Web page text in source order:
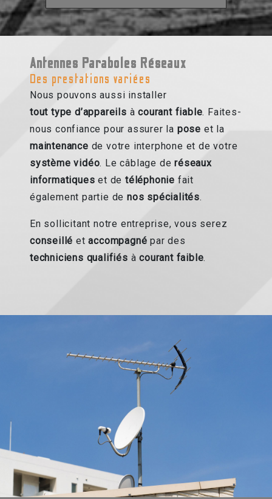
Antennes Paraboles Réseaux
Des prestations variées
Nous pouvons aussi installer
tout type d’appareils àcourant fiable. Faites-
nous confiance pour assurer la pose et la
maintenance de votre interphone et de votre
système vidéo. Le câblage deréseaux
informatiques et detéléphonie fait
également partie denos spécialités.
En sollicitant notre entreprise, vous serez
conseillé etaccompagnépar des
techniciens qualifiés àcourant faible.